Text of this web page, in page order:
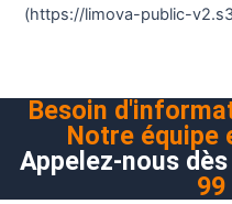
(https://limova-public-
Besoin
Notre équipe
Appelez-nous
99